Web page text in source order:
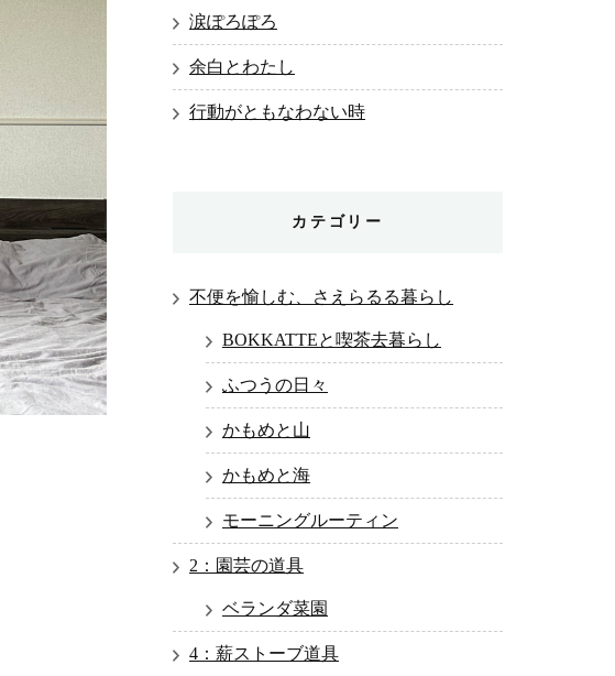
涙ぽろぽろ
余白とわたし
行動がともなわない時
カテゴリー
不便を愉しむ、さえらるる暮らし
BOKKATTEと喫茶去暮らし
ふつうの日々
かもめと山
かもめと海
モーニングルーティン
2：園芸の道具
ベランダ菜園
4：薪ストーブ道具